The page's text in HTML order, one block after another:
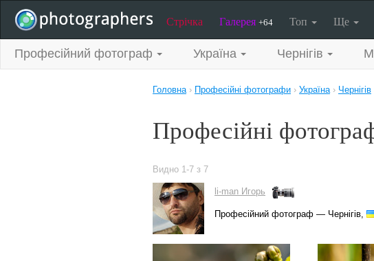
Стрічка Галерея +64 Топ Ще
Професійний фотограф Україна Чернігів
Головна› Професійні фотографи › Україна› Чернігів
Професійні
Видно 1-7 з 7
li-man Игорь
Професійний фотограф — Чернігів,